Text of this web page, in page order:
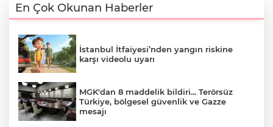
En Çok Okunan Haberler
İstanbul İtfaiyesi’nden yangın riskine
karşı videolu uyarı
MGK'dan 8 maddelik bildiri... Terörsüz
Türkiye, bölgesel güvenlik ve Gazze
mesajı